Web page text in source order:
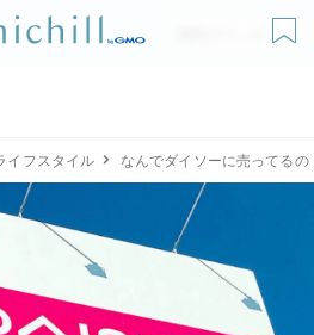
無料ダウンロード
イフスタイル なんでダイソーに売ってる